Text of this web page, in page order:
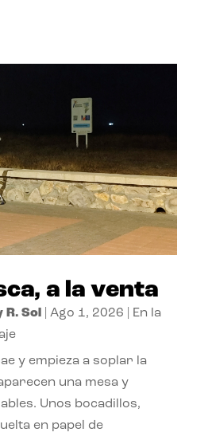
a la venta
R. Sol| Ago 1, 2026
En la
y empieza a soplar la
una mesa y
Unos bocadillos,
en papel de